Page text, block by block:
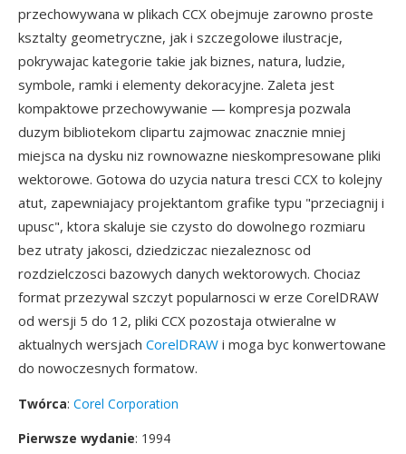
przechowywana w plikach CCX obejmuje zarowno proste
ksztalty geometryczne, jak i szczegolowe ilustracje,
pokrywajac kategorie takie jak biznes, natura, ludzie,
symbole, ramki i elementy dekoracyjne. Zaleta jest
kompaktowe przechowywanie — kompresja pozwala
duzym bibliotekom clipartu zajmowac znacznie mniej
miejsca na dysku niz rownowazne nieskompresowane pliki
wektorowe. Gotowa do uzycia natura tresci CCX to kolejny
atut, zapewniajacy projektantom grafike typu "przeciagnij i
upusc", ktora skaluje sie czysto do dowolnego rozmiaru
bez utraty jakosci, dziedziczac niezaleznosc od
rozdzielczosci bazowych danych wektorowych. Chociaz
format przezywal szczyt popularnosci w erze CorelDRAW
od wersji 5 do 12, pliki CCX pozostaja otwieralne w
aktualnych wersjach CorelDRAW i moga byc konwertowane
do nowoczesnych formatow.
Twórca: Corel Corporation
Pierwsze wydanie: 1994